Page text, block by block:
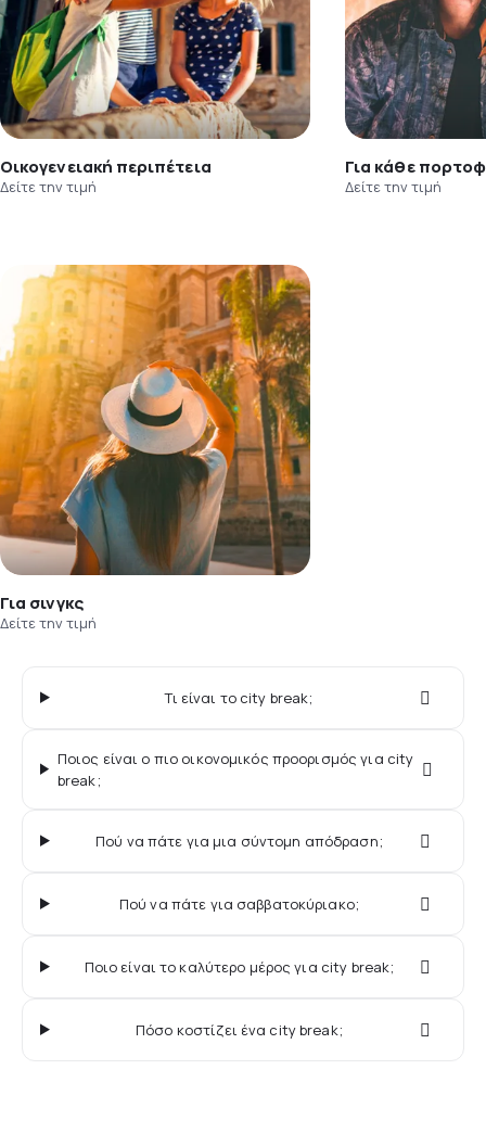
Οικογενειακή περιπέτεια
Δείτε την τιμή
Για κάθε
Δείτε την τιμή
Για σινγκς
Δείτε την τιμή
Τι είναι το city break;
Ποιος είναι ο πιο οικονομικός προορισμός για city
break;
Πού να πάτε για μια σύντομη απόδραση;
Πού να πάτε για σαββατοκύριακο;
Ποιο είναι το καλύτερο μέρος για city break;
Πόσο κοστίζει ένα city break;